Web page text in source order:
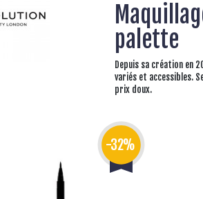
palette
Depuis sa création en
variés et accessibles.
prix doux.
-32%